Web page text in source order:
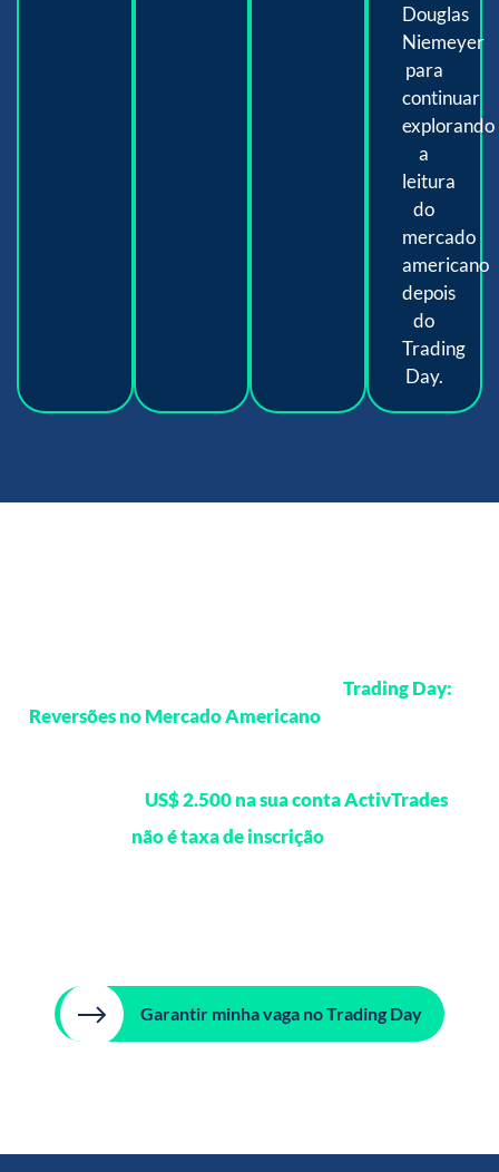
Douglas
Niemeyer
para
continuar
explorando
a
leitura
do
mercado
americano
depois
do
Trading
Day.
Trading Day:
Reversões no Mercado Americano
US$ 2.500 na sua conta ActivTrades
não é taxa de inscrição
Garantir minha vaga no Trading Day